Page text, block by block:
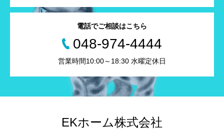
電話でご相談はこちら
048-974-4444
営業時間10:00～18:30 水曜定休日
EKホーム株式会社